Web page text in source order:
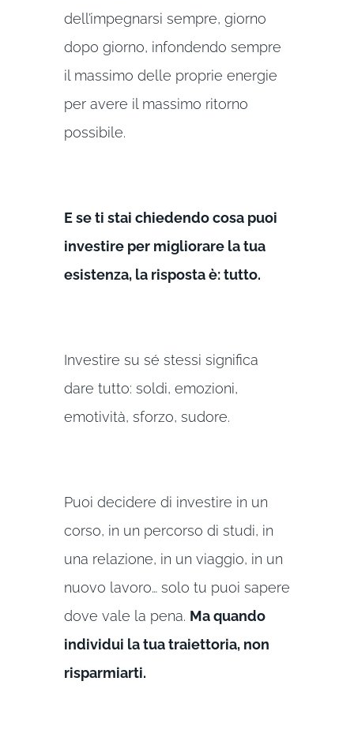
dell’impegnarsi sempre, giorno
dopo giorno, infondendo sempre
il massimo delle proprie energie
per avere il massimo ritorno
possibile.
E se ti stai chiedendo cosa puoi
investire per migliorare la tua
esistenza, la risposta è: tutto.
Investire su sé stessi significa
dare tutto: soldi, emozioni,
emotività, sforzo, sudore.
Puoi decidere di investire in un
corso, in un percorso di studi, in
una relazione, in un viaggio, in un
nuovo lavoro… solo tu puoi sapere
dove vale la pena. Ma quando
individui la tua traiettoria, non
risparmiarti.